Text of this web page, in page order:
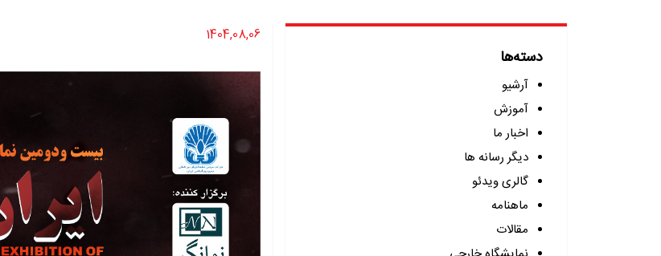
1404,08,06
دسته‌ها
آرشیو
آموزش
اخبار ما
دیگر رسانه ها
گالری ویدئو
ماهنامه
مقالات